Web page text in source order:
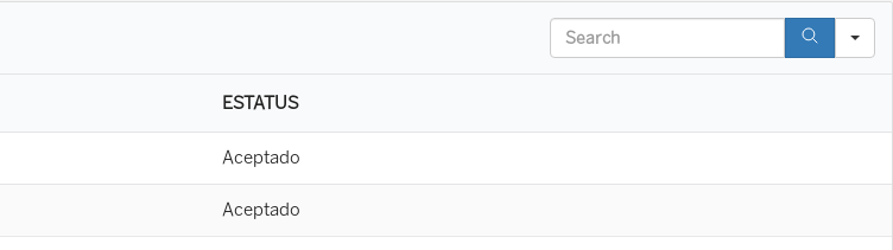
Search
ESTATUS
Aceptado
Aceptado